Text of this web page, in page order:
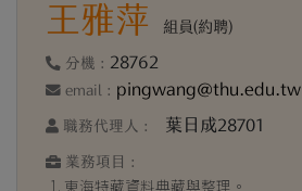
王雅萍 組員(約聘)
分機 : 28762
email : pingwang@thu.edu.tw
職務代理人 : 葉日成28701
業務項目 :
東海特藏資料典藏與整理。